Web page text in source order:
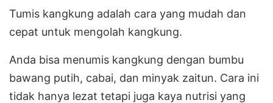
Tumis kangkung adalah cara yang mudah dan
cepat untuk mengolah kangkung.
Anda bisa menumis kangkung dengan bumbu
bawang putih, cabai, dan minyak zaitun. Cara ini
tidak hanya lezat tetapi juga kaya nutrisi yang